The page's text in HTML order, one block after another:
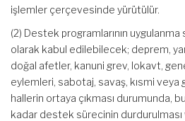
işlemler çerçevesinde yürütülür.
(2) Destek programlarının
olarak kabul edilebilecek; deprem,
doğal afetler, kanuni grev, lokavt,
eylemleri, sabotaj, savaş, kısmi veya
hallerin ortaya çıkması durumunda,
kadar destek sürecinin durdurulması